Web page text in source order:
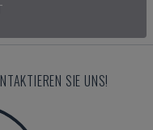
SIE UNS!